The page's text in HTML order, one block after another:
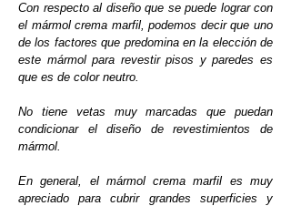
Con respecto al diseño que se puede lograr con
el mármol crema marfil, podemos decir que uno
de los factores que predomina en la elección de
este mármol para revestir pisos y paredes es
que es de color neutro.
No tiene vetas muy marcadas que puedan
condicionar el diseño de revestimientos de
mármol.
En general, el mármol crema marfil es muy
apreciado para cubrir grandes superficies y